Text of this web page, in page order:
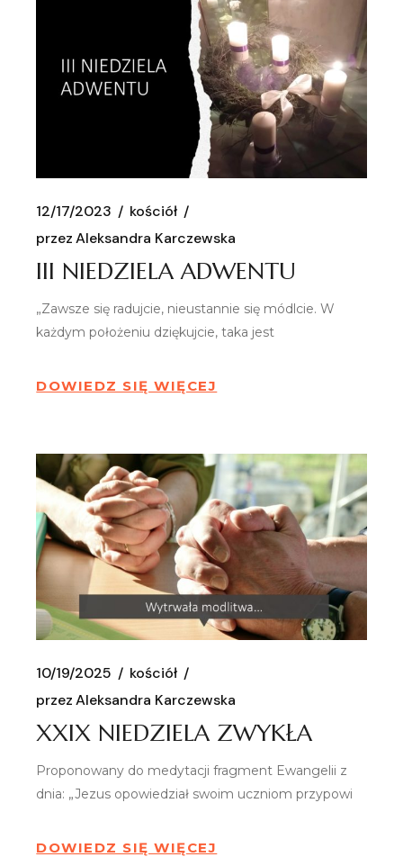
12/17/2023
kościół
przez Aleksandra Karczewska
III NIEDZIELA ADWENTU
„Zawsze się radujcie, nieustannie się módlcie. W
każdym położeniu dziękujcie, taka jest
DOWIEDZ SIĘ WIĘCEJ
10/19/2025
kościół
przez Aleksandra Karczewska
XXIX NIEDZIELA ZWYKŁA
Proponowany do medytacji fragment Ewangelii z
dnia: „Jezus opowiedział swoim uczniom przypowi
DOWIEDZ SIĘ WIĘCEJ